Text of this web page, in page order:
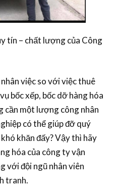
tín – chất lượng của Công
việc so với việc thuê
bốc xếp, bốc dỡ hàng hóa
cần một lượng công nhân
có thể giúp đỡ quý
khăn đấy? Vậy thì hãy
hóa của công ty vận
với đội ngũ nhân viên
tranh.